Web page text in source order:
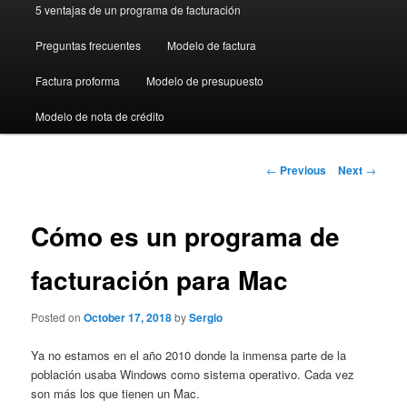
Skip
to
primary
5 ventajas de un programa de facturación
Preguntas frecuentes Modelo de factura
Factura proforma Modelo de presupuesto
Modelo de nota de crédito
Post
← Previous Next →
Cómo es un programa de
facturación para Mac
Posted onOctober 17, 2018bySergio
Ya no estamos en el año 2010 donde la inmensa parte de la
población usaba Windows como sistema operativo. Cada vez
son más los que tienen un Mac.